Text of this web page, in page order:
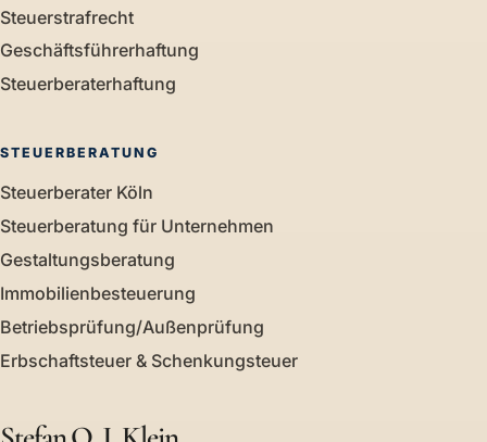
Steuerstrafrecht
Geschäftsführerhaftung
Steuerberaterhaftung
STEUERBERATUNG
Steuerberater Köln
Steuerberatung für Unternehmen
Gestaltungsberatung
Immobilienbesteuerung
Betriebsprüfung/Außenprüfung
Erbschaftsteuer & Schenkungsteuer